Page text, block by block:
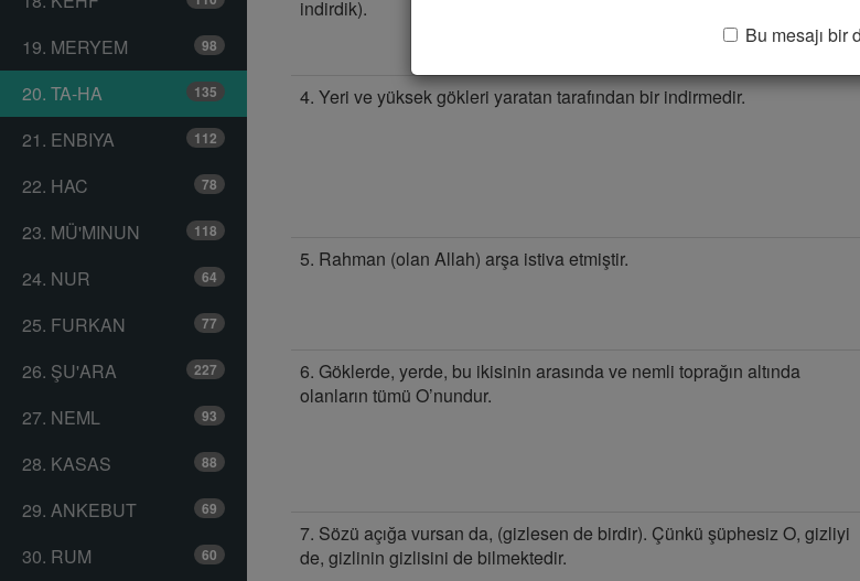
19. MERYEM 98
20. TA-HA 135
21. ENBIYA 112
22. HAC 78
23. MÜ'MINUN 118
24. NUR 64
25. FURKAN 77
26. ŞU'ARA 227
27. NEML 93
28. KASAS 88
29. ANKEBUT 69
30. RUM 60
indirdik).
4. Yeri ve yüksek gökleri yaratan tarafından bir indirmedir.
5. Rahman (olan Allah) arşa istiva etmiştir.
6. Göklerde, yerde, bu ikisinin arasında ve nemli toprağın altında
olanların tümü O’nundur.
7. Sözü açığa vursan da, (gizlesen de birdir). Çünkü şüphesiz O, gizliyi
de, gizlinin gizlisini de bilmektedir.
Bu mesajı bir